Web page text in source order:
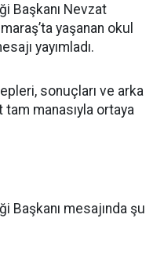
Başkanı Nevzat
yaşanan okul
yayımladı.
sonuçları ve arka
tam manasıyla ortaya
Başkanı mesajında şu